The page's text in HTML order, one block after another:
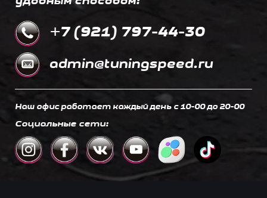
+7 (921) 797-44-30
admin@tuningspeed.ru
Наш офис работает каждый день c 10-00 до 20-00
Социальные сети: